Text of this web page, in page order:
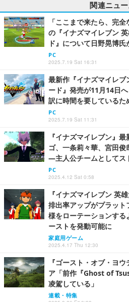
関連ニュー
「ここまで来たら、完
の『イナズマイレブン
ド』について日野晃博氏
PC
2025.7.19 Sat 16:31
最新作『イナズマイレブ
ード』発売が11月14日
訳に時間を要しているた
PC
2025.7.19 Sat 11:31
『イナズマイレブン』
ゴ、一条莉々華、宮田
―主人公チームとしてス
PC
2025.4.12 Sat 0:58
『イナズマイレブン 英
排出率アップがプラッ
様をローテーションす
ーストを発動可能に
家庭用ゲーム
2025.4.17 Thu 12:30
『ゴースト・オブ・ヨ
ア「前作『Ghost of
凌駕している」
連載・特集